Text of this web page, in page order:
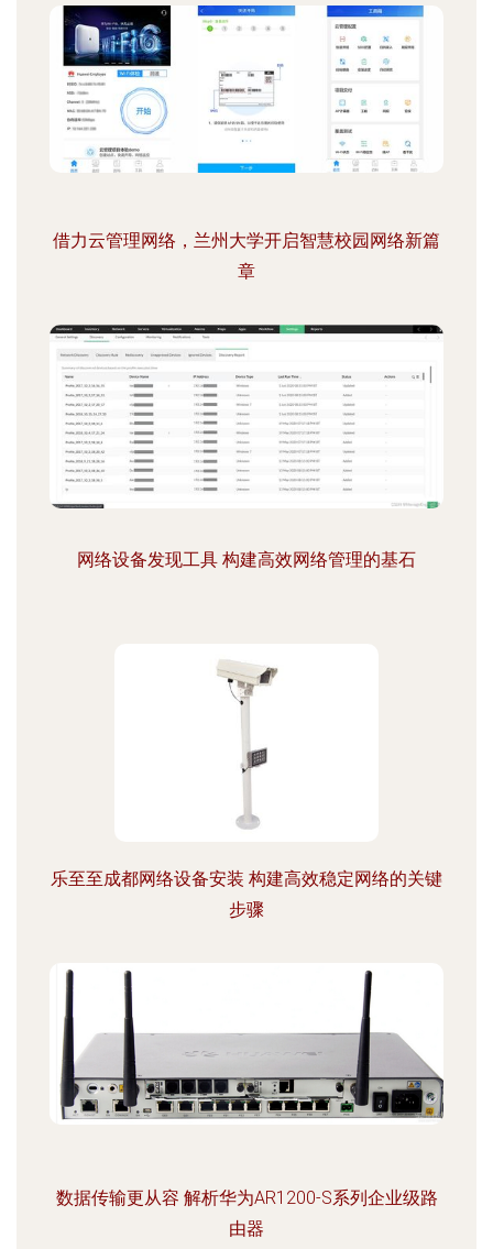
借力云管理网络，兰州大学开启智慧校园网络新篇
章
网络设备发现工具 构建高效网络管理的基石
乐至至成都网络设备安装 构建高效稳定网络的关键
步骤
数据传输更从容 解析华为AR1200-S系列企业级路
由器